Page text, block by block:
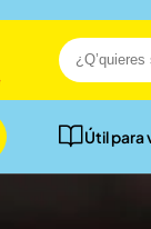
Útil para